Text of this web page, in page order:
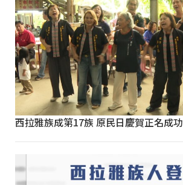
西拉雅族成第17族 原民日慶賀正名成功